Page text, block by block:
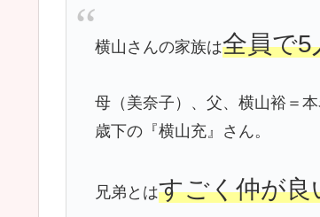
横山さんの家族は全員で5
母（美奈子）、父、横山裕＝
歳下の『横山充』さん。
兄弟とはすごく仲が良